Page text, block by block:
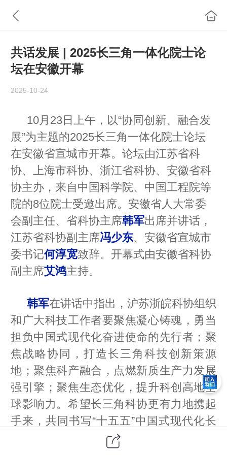
共话发展 | 2025长三角一体化院士论
坛在安徽开幕
2025-10-24
10月23日上午，以“协同创新、融合发
展”为主题的2025长三角一体化院士论坛
在安徽省宣城市开幕。论坛由江苏省科
协、上海市科协、浙江省科协、安徽省科
协主办，来自中国科学院、中国工程院等
院的8位院士受邀出席。安徽省人大常委
会副主任、省科协主席韩军出席并讲话，
江苏省科协副主席冯少东、安徽省宣城市
委书记何淳宽致辞。开幕式由安徽省科协
副主席艾鸿主持。
韩军在讲话中指出，沪苏浙皖科协组织
和广大科技工作者要聚焦凝心铸魂，勇当
担负中国式现代化奋进使命的先行者；聚
焦战略协同，打造长三角科技创新策源
地；聚焦科产融合，点燃新质生产力发展
强引擎；聚焦生态优化，提升科创高地全
球影响力。希望长三角科协更有力地携起
手来，共同书写“十五五”中国式现代化长